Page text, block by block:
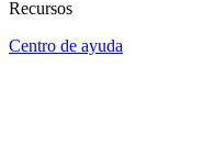
Recursos
Centro de ayuda